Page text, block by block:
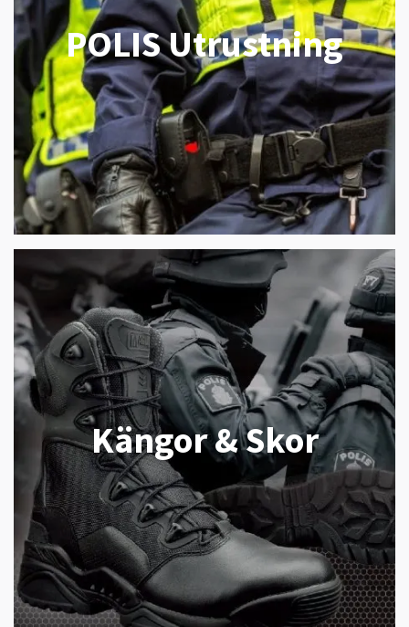
POLIS Utrustning
Kängor & Skor